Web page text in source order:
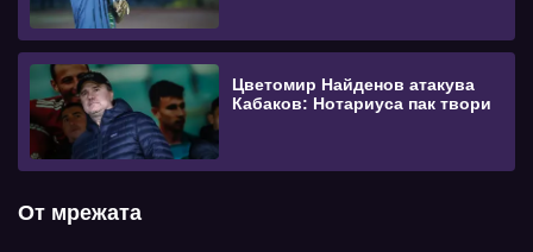
Цветомир Найденов атакува
Кабаков: Нотариуса пак твори
От мрежата